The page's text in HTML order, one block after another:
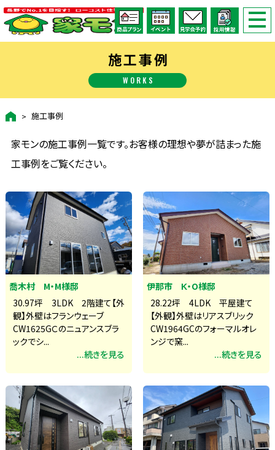
施工事例
WORKS
施工事例
家モンの施工事例一覧です。お客様の理想や夢が詰まった施
工事例をご覧ください。
喬木村 M・M様邸
30.97坪 3LDK 2階建て【外
観】外壁はフランウェーブ
CW1625GＣのニュアンスブラ
ックでシ...
...続きを見る
伊那市 K・O様邸
28.22坪 4LDK 平屋建て
【外観】外壁はリアスブリック
CW1964GCのフォーマルオレ
ンジで窯...
...続きを見る